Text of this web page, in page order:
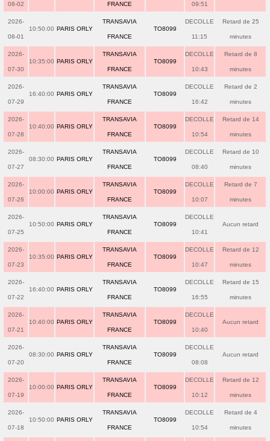
08-02 FRANCE 09:51
2026-
08-01
10:50:00 PARIS ORLY
TRANSAVIA
FRANCE
TO8099
DECOLLE
11:15
Retard de 25
minutes
2026-
07-30
10:35:00 PARIS ORLY
TRANSAVIA
FRANCE
TO8099
DECOLLE
10:43
Retard de 8
minutes
2026-
07-29
16:40:00 PARIS ORLY
TRANSAVIA
FRANCE
TO8099
DECOLLE
16:42
Retard de 2
minutes
2026-
07-28
10:40:00 PARIS ORLY
TRANSAVIA
FRANCE
TO8099
DECOLLE
10:54
Retard de 14
minutes
2026-
07-27
08:30:00 PARIS ORLY
TRANSAVIA
FRANCE
TO8099
DECOLLE
08:40
Retard de 10
minutes
2026-
07-26
10:00:00 PARIS ORLY
TRANSAVIA
FRANCE
TO8099
DECOLLE
10:07
Retard de 7
minutes
2026-
07-25
10:50:00 PARIS ORLY
TRANSAVIA
FRANCE
TO8099
DECOLLE
10:41
Aucun retard
2026-
07-23
10:35:00 PARIS ORLY
TRANSAVIA
FRANCE
TO8099
DECOLLE
10:47
Retard de 12
minutes
2026-
07-22
16:40:00 PARIS ORLY
TRANSAVIA
FRANCE
TO8099
DECOLLE
16:55
Retard de 15
minutes
2026-
07-21
10:40:00 PARIS ORLY
TRANSAVIA
FRANCE
TO8099
DECOLLE
10:40
Aucun retard
2026-
07-20
08:30:00 PARIS ORLY
TRANSAVIA
FRANCE
TO8099
DECOLLE
08:08
Aucun retard
2026-
07-19
10:00:00 PARIS ORLY
TRANSAVIA
FRANCE
TO8099
DECOLLE
10:12
Retard de 12
minutes
2026-
07-18
10:50:00 PARIS ORLY
TRANSAVIA
FRANCE
TO8099
DECOLLE
10:54
Retard de 4
minutes